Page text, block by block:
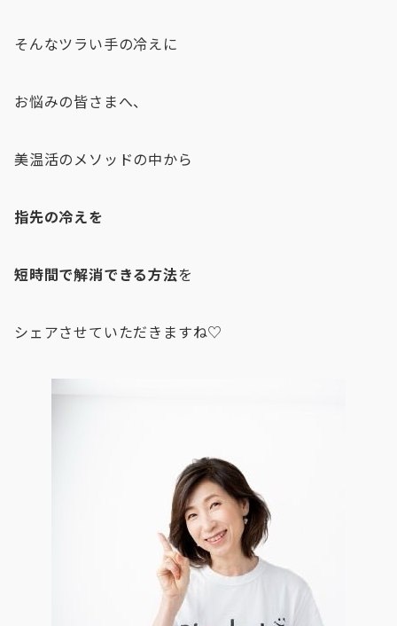
そんなツラい手の冷えに
お悩みの皆さまへ、
美温活のメソッドの中から
指先の冷えを
短時間で解消できる方法を
シェアさせていただきますね♡